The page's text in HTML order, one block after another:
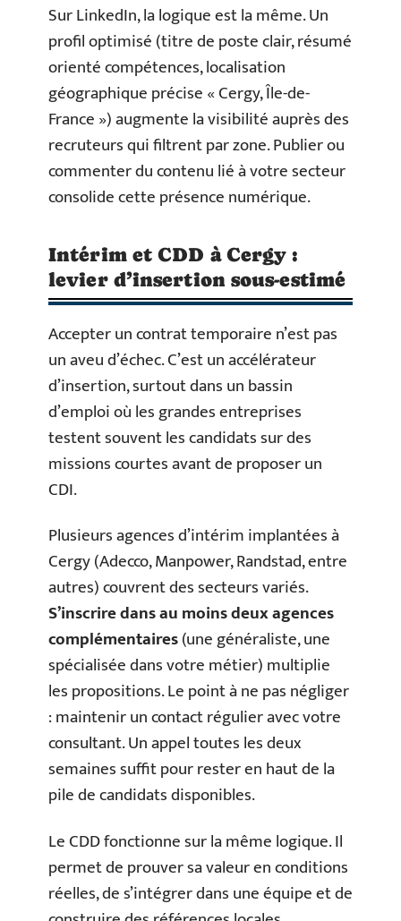
Sur LinkedIn, la logique est la même. Un
profil optimisé (titre de poste clair, résumé
orienté compétences, localisation
géographique précise « Cergy, Île-de-
France ») augmente la visibilité auprès des
recruteurs qui filtrent par zone. Publier ou
commenter du contenu lié à votre secteur
consolide cette présence numérique.
Intérim et CDD à Cergy :
levier d’insertion sous-estimé
Accepter un contrat temporaire n’est pas
un aveu d’échec. C’est un accélérateur
d’insertion, surtout dans un bassin
d’emploi où les grandes entreprises
testent souvent les candidats sur des
missions courtes avant de proposer un
CDI.
Plusieurs agences d’intérim implantées à
Cergy (Adecco, Manpower, Randstad, entre
autres) couvrent des secteurs variés.
S’inscrire dans au moins deux agences
complémentaires(une généraliste, une
spécialisée dans votre métier) multiplie
les propositions. Le point à ne pas négliger
: maintenir un contact régulier avec votre
consultant. Un appel toutes les deux
semaines suffit pour rester en haut de la
pile de candidats disponibles.
Le CDD fonctionne sur la même logique. Il
permet de prouver sa valeur en conditions
réelles, de s’intégrer dans une équipe et de